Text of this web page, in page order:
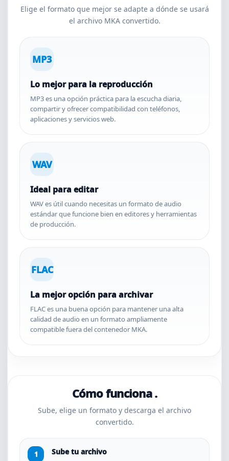
Elige el formato que mejor se adapte a dónde se usará
el archivo MKA convertido.
MP3
Lo mejor para la reproducción
MP3 es una opción práctica para la escucha diaria,
compartir y ofrecer compatibilidad con teléfonos,
aplicaciones y servicios web.
WAV
Ideal para editar
WAV es útil cuando necesitas un formato de audio
estándar que funcione bien en editores y herramientas
de producción.
FLAC
La mejor opción para archivar
FLAC es una buena opción para mantener una alta
calidad de audio en un formato ampliamente
compatible fuera del contenedor MKA.
Cómo funciona .
Sube, elige un formato y descarga el archivo
convertido.
Sube tu archivo